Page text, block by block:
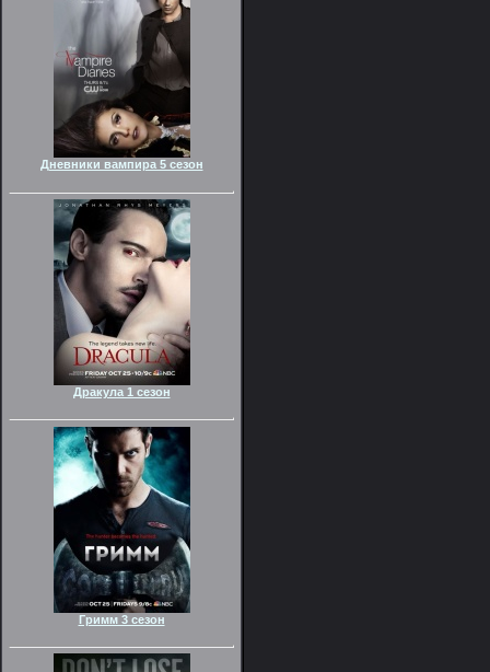
Дневники вампира 5 сезон
Дракула 1 сезон
Гримм 3 сезон